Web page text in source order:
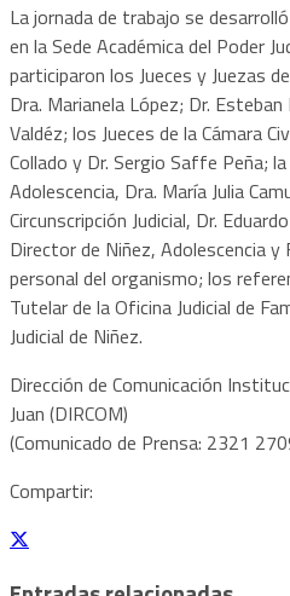
La jornada de trabajo se
en la Sede Académica del Poder
participaron los Jueces y Juezas
Dra. Marianela López; Dr.
Valdéz; los Jueces de la Cámara
Collado y Dr. Sergio Saffe Peña;
Adolescencia, Dra. María Julia
Circunscripción Judicial, Dr.
Director de Niñez, Adolescencia y
personal del organismo; los
Tutelar de la Oficina Judicial de
Judicial de Niñez.
Dirección de Comunicación
Juan (DIRCOM)
(Comunicado de Prensa: 2321
Compartir: